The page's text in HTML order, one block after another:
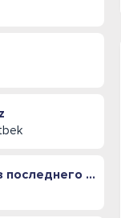
Вылезая из последнего трамвая среди ночи